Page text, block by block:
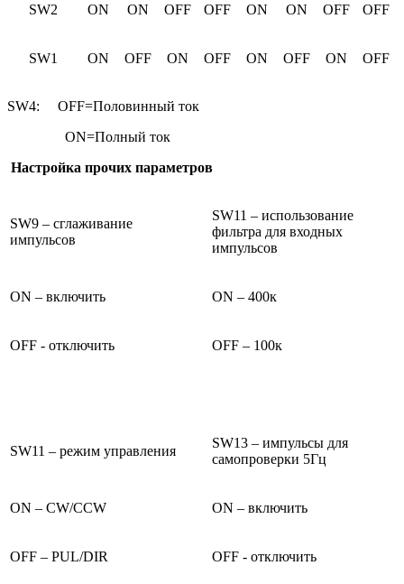
SW2 ON ON OFF OFF ON ON OFF OFF
SW1 ON OFF ON OFF ON OFF ON OFF
SW4: OFF=Половинный ток
ON=Полный ток
Настройка прочих параметров
SW9 – сглаживание
импульсов
SW11 – использование
фильтра для входных
импульсов
ON – включить ON – 400к
OFF - отключить OFF – 100к
SW11 – режим управления
SW13 – импульсы для
самопроверки 5Гц
ON – CW/CCW ON – включить
OFF – PUL/DIR OFF - отключить